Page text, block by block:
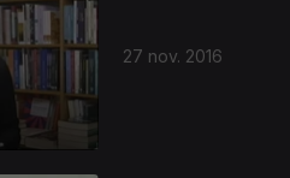
27 nov. 2016